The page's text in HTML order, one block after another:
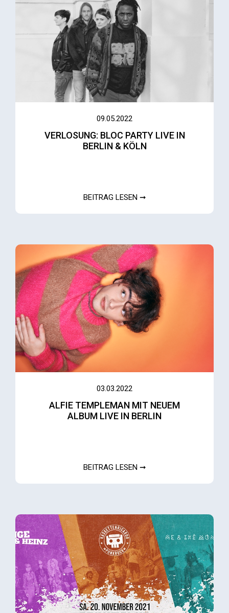
09.05.2022
VERLOSUNG: BLOC PARTY LIVE IN
BERLIN & KÖLN
BEITRAG LESEN ➞
03.03.2022
ALFIE TEMPLEMAN MIT NEUEM
ALBUM LIVE IN BERLIN
BEITRAG LESEN ➞